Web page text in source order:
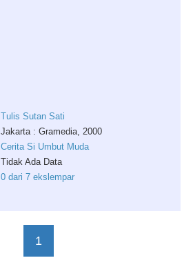
Tulis Sutan Sati
Jakarta : Gramedia, 2000
Cerita Si Umbut Muda
Tidak Ada Data
0 dari 7 ekslempar
1